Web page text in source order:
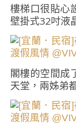
樓梯口很貼心
壁掛式32吋液
閣樓的空間成
天堂，兩姊弟